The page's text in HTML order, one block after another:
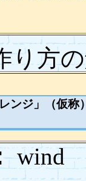
り方
ンジ」（仮称